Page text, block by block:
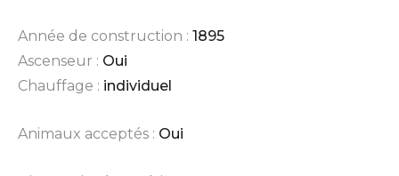
Année de construction : 1895
Ascenseur : Oui
Chauffage : individuel
Animaux acceptés : Oui